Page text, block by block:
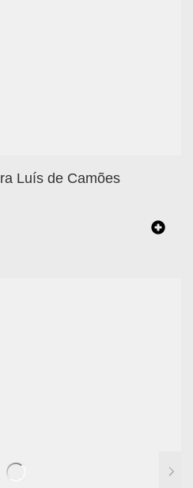
Luís de Camões